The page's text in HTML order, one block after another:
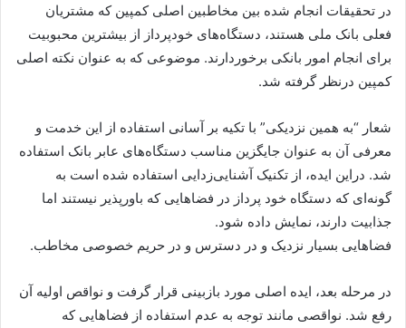
در تحقیقات انجام شده بین مخاطبین اصلی کمپین که مشتریان
فعلی بانک ملی هستند، دستگاه‌های خودپرداز از بیشترین محبوبیت
برای انجام امور بانکی برخوردارند. موضوعی که به عنوان نکته اصلی
کمپین درنظر گرفته شد.
شعار “به همین نزدیکی” با تکیه بر آسانی استفاده از این خدمت و
معرفی آن به عنوان جایگزین مناسب دستگاه‌های عابر بانک استفاده
شد. دراین ایده، از تکنیک آشنایی‌زدایی استفاده شده است به
گونه‌ای که دستگاه خود پرداز در فضاهایی که باورپذیر نیستند اما
جذابیت دارند، نمایش داده شود.
فضاهایی بسیار نزدیک و در دسترس و در حریم خصوصی مخاطب.
در مرحله بعد، ایده اصلی مورد بازبینی قرار گرفت و نواقص اولیه آن
رفع شد. نواقصی مانند توجه به عدم استفاده از فضاهایی که